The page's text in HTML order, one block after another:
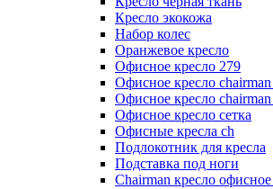
Кресло экокожа
Набор колес
Оранжевое кресло
Офисное кресло 279
Офисное кресло
Офисное кресло chairman
Офисное кресло сетка
Офисные кресла ch
Подлокотник для кресла
Подставка под ноги
Сhairman кресло